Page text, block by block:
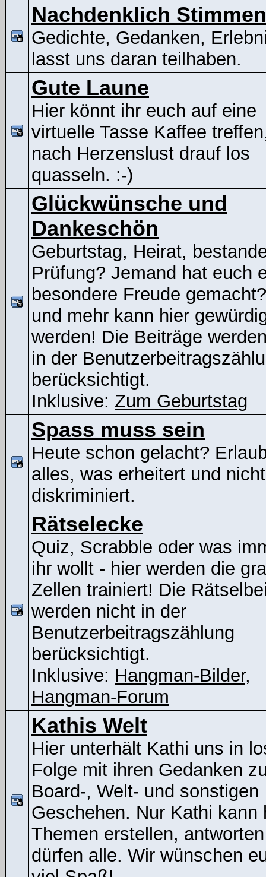
Nachdenklich
Gedichte, Gedanken,
lasst uns daran teilhaben.
Gute Laune
Hier könnt ihr euch auf eine
virtuelle Tasse Kaffee
nach Herzenslust drauf los
quasseln. :-)
Glückwünsche und
Dankeschön
Geburtstag, Heirat,
Prüfung? Jemand hat euch
besondere Freude
und mehr kann hier
werden! Die Beiträge
in der
berücksichtigt.
Inklusive: Zum Geburtstag
Spass muss sein
Heute schon gelacht?
alles, was erheitert und nicht
diskriminiert.
Rätselecke
Quiz, Scrabble oder was
ihr wollt - hier werden die
Zellen trainiert! Die
werden nicht in der
Benutzerbeitragszählung
berücksichtigt.
Inklusive: Hangman-Bilder,
Hangman-Forum
Kathis Welt
Hier unterhält Kathi uns in
Folge mit ihren Gedanken
Board-, Welt- und sonstigen
Geschehen. Nur Kathi kann
Themen erstellen, antworten
dürfen alle. Wir wünschen